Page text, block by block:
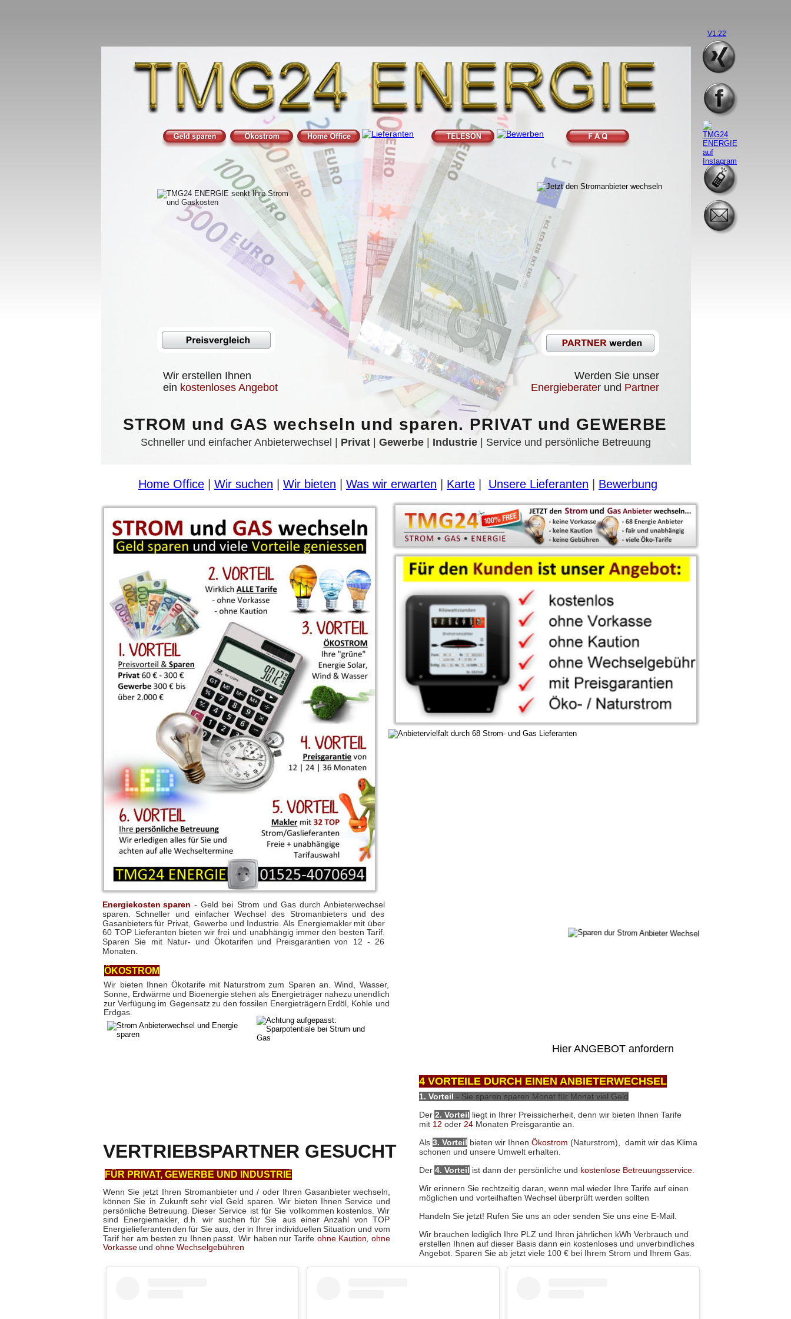
V1.22
Schneller und einfacher Anbieterwechsel | Privat | Gewerbe | Industrie | Service und persönliche Betreuung
4 VORTEILE DURCH EINEN ANBIETERWECHSEL
1. Vorteil - Sie sparen sparen Monat für Monat viel Geld
Der 2. Vorteil liegt in Ihrer Preissicherheit, denn wir bieten Ihnen Tarife
mit 12 oder 24 Monaten Preisgarantie an.
Als 3. Vorteil bieten wir Ihnen Ökostrom (Naturstrom), damit wir das Klima
schonen und unsere Umwelt erhalten.
Der 4. Vorteil ist dann der persönliche und kostenlose Betreuungsservice
Wir erinnern Sie rechtzeitig daran, wenn mal wieder Ihre Tarife auf einen
möglichen und vorteilhaften Wechsel überprüft werden sollten
Handeln Sie jetzt! Rufen Sie uns an oder senden Sie uns eine E-Mail.
Wir brauchen lediglich Ihre PLZ und Ihren jährlichen kWh Verbrauch und
erstellen Ihnen auf dieser Basis dann ein kostenloses und unverbindliches
Angebot. Sparen Sie ab jetzt viele 100 € bei Ihrem Strom und Ihrem Gas.
ÖKOSTROM
FÜR PRIVAT, GEWERBE UND INDUSTRIE
Wir erstellen Ihnen
ein kostenloses Angebot
Werden Sie unser
Energieberater und Partner
VERTRIEBSPARTNER GESUCHT
Wenn Sie jetzt Ihren Stromanbieter und / oder Ihren Gasanbieter wechseln,
können Sie in Zukunft sehr viel Geld sparen. Wir bieten Ihnen Service und
persönliche Betreuung. Dieser Service ist für Sie vollkommen kostenlos. Wir
sind
Energiemakler, d.h. wir suchen für Sie aus einer Anzahl von TOP
Energielieferantenden für Sie aus, der in Ihrer individuellen Situation und vom
Tarif her am besten zu Ihnen passt. Wir haben nur Tarife ohne Kaution ohne
Vorkasse und ohne Wechselgebühren.
Wir bieten Ihnen Ökotarife mit Naturstrom zum Sparen an. Wind, Wasser,
Sonne, Erdwärme und Bioenergie stehen als Energieträger nahezu unendlich
zur Verfügung im Gegensatz zu den fossilen Energieträgern Erdöl, Kohle und
Erdgas.
Energiekosten sparen - Geld bei Strom und Gas durch Anbieterwechsel
sparen.
Schneller und einfacher Wechsel des Stromanbieters und des
Gasanbieters für Privat, Gewerbe und Industrie. Als Energiemakler mit über
60 TOP Lieferanten bieten wir frei und unabhängig immer den besten Tarif.
Sparen Sie mit Natur- und Ökotarifen und Preisgarantien von 12 -
26
Monaten.
Home Office Wir suchen Wir bieten Was wir erwarten Karte Unsere Lieferanten Bewerbung
Hier ANGEBOT anfordern
STROM und GAS wechseln und sparen. PRIVAT und GEWERBE
Jetzt den Stromanbieter wechseln und ab sofort viel Geld sparen
Wechseln Sie Ihren Gasanbieter. Jetzt günstige Gastarife sichern
Alle Stromtarife ohne Vorkasse und Kaution
TMG24 ENERGIE sucht noch Vertriebspartner für Energieberatung
Jetzt den Strom- und Gasanbieter wechseln und viel Geld sparen
Wir suchen noch Energieberater und Partner zu guten Konditionen
Strom und Gas Kosten senken, optimieren und dabei sparen
Strom und Gas Kosten senken, optimieren und dabei sparen
Strom und Gas Kosten senken, optimieren und dabei sparen
Strom und Gas Kosten senken, optimieren und dabei sparen
Strom und Gas Kosten senken, optimieren und dabei sparen
Strom und Gas Kosten senken, optimieren und dabei sparen
Strom und Gas Kosten senken, optimieren und dabei sparen
Strom und Gas Kosten senken, optimieren und dabei sparen
Strom und Gas Kosten senken, optimieren und dabei sparen
Jetzt den Stromanbieter wechseln und mit günstigen Ökotarifen sparen
Strom und Gas Kosten senken, optimieren und dabei sparen
Strom und Gas Kosten senken, optimieren und dabei sparen